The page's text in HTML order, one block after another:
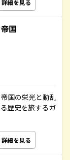
詳細を見る
国
国の栄光と動乱
歴史を旅するガ
詳細を見る